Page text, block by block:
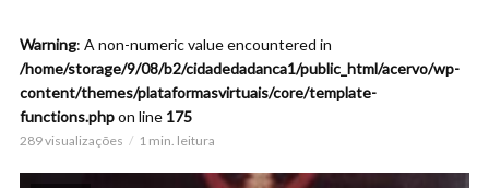
Warning: A non-numeric value encountered in
/home/storage/9/08/b2/cidadedadanca1/public_html/acervo/wp-
content/themes/plataformasvirtuais/core/template-
functions.phpon line 175
289 visualizações 1 min. leitura